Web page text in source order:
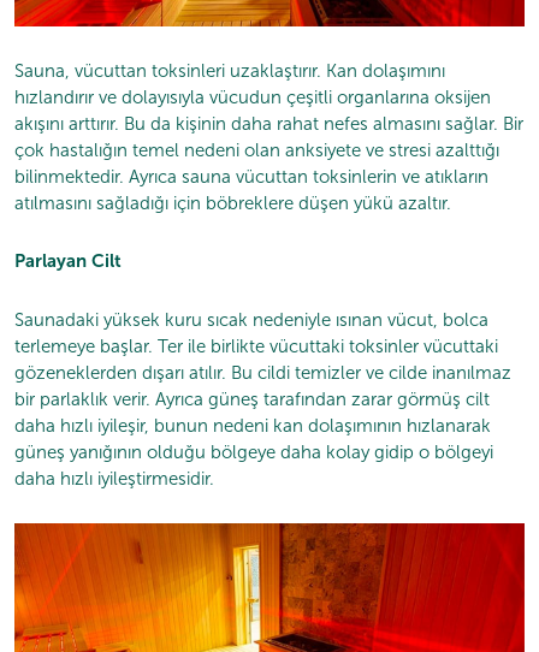
Sauna, vücuttan toksinleri uzaklaştırır. Kan dolaşımını
hızlandırır ve dolayısıyla vücudun çeşitli organlarına oksijen
akışını arttırır. Bu da kişinin daha rahat nefes almasını sağlar. Bir
çok hastalığın temel nedeni olan anksiyete ve stresi azalttığı
bilinmektedir. Ayrıca sauna vücuttan toksinlerin ve atıkların
atılmasını sağladığı için böbreklere düşen yükü azaltır.
Parlayan Cilt
Saunadaki yüksek kuru sıcak nedeniyle ısınan vücut, bolca
terlemeye başlar. Ter ile birlikte vücuttaki toksinler vücuttaki
gözeneklerden dışarı atılır. Bu cildi temizler ve cilde inanılmaz
bir parlaklık verir. Ayrıca güneş tarafından zarar görmüş cilt
daha hızlı iyileşir, bunun nedeni kan dolaşımının hızlanarak
güneş yanığının olduğu bölgeye daha kolay gidip o bölgeyi
daha hızlı iyileştirmesidir.